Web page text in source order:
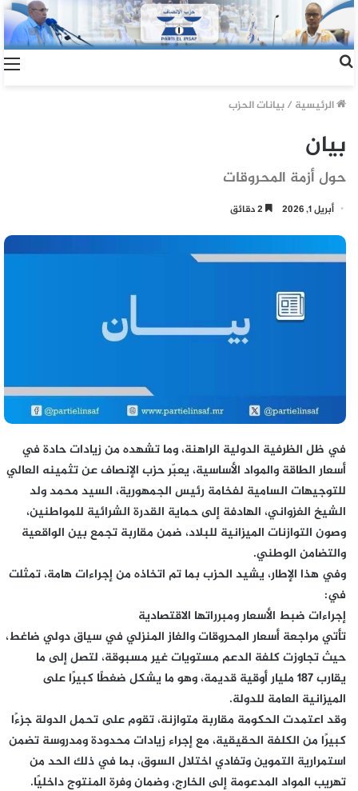
الرئيسية /بيانات الحزب
بيان
حول أزمة المحروقات
أبريل 1, 2026
في ظل الظرفية الدولية الراهنة، وما تشهده من زيادات حادة في
أسعار الطاقة والمواد الأساسية، يعبّر حزب الإنصاف عن تثمينه العالي
للتوجيهات السامية لفخامة رئيس الجمهورية، السيد محمد ولد
الشيخ الغزواني، الهادفة إلى حماية القدرة الشرائية للمواطنين،
وصون التوازنات الميزانية للبلاد، ضمن مقاربة تجمع بين الواقعية
والتضامن الوطني.
وفي هذا الإطار، يشيد الحزب بما تم اتخاذه من إجراءات هامة، تمثلت
في:
إجراءات ضبط الأسعار ومبرراتها الاقتصادية
تأتي مراجعة أسعار المحروقات والغاز المنزلي في سياق دولي ضاغط،
حيث تجاوزت كلفة الدعم مستويات غير مسبوقة، لتصل إلى ما
يقارب 187 مليار أوقية قديمة، وهو ما يشكل ضغطًا كبيرًا على
الميزانية العامة للدولة.
وقد اعتمدت الحكومة مقاربة متوازنة، تقوم على تحمل الدولة جزءًا
كبيرًا من الكلفة الحقيقية، مع إجراء زيادات محدودة ومدروسة تضمن
استمرارية التموين وتفادي اختلال السوق، بما في ذلك الحد من
تهريب المواد المدعومة إلى الخارج، وضمان وفرة المنتوج داخليًا.